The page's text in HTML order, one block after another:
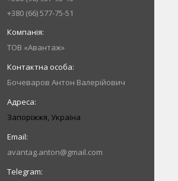
+380 (66) 577-75-51
ТОВ «Авантаж»
Бочеваров Антон Валерійович
Запоріжжя, Україна
avantag.anton@gmail.com